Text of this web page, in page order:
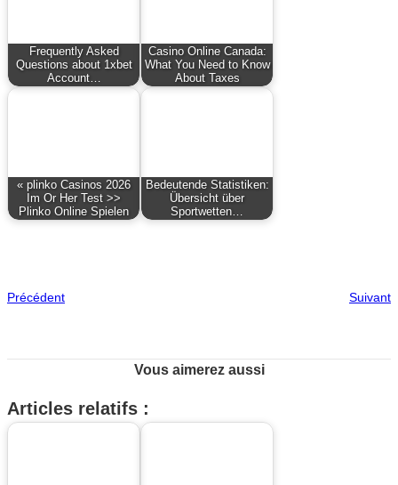
Frequently Asked
Questions about 1xbet
Account…
Casino Online Canada:
What You Need to Know
About Taxes
« plinko Casinos 2026
Im Or Her Test >>
Plinko Online Spielen
Bedeutende Statistiken:
Übersicht über
Sportwetten…
Précédent Suivant
Vous aimerez aussi
Articles relatifs :